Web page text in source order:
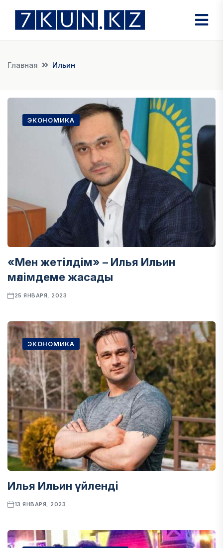
Главная Ильин
ЭКОНОМИКА
«Мен жетілдім» – Илья Ильин
мәлімдеме жасады
25 ЯНВАРЯ, 2023
ЭКОНОМИКА
Илья Ильин үйленді
13 ЯНВАРЯ, 2023